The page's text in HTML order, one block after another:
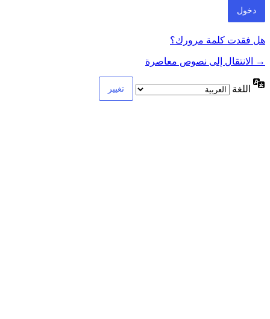
هل فقدت كلمة مرورك؟
→ الانتقال إلى نصوص معاصرة
اللغة